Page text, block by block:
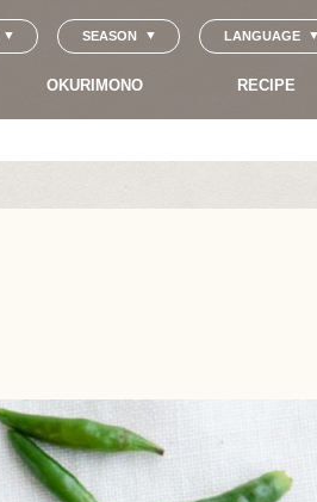
SEASON LANGUAGE
OKURIMONO RECIPE